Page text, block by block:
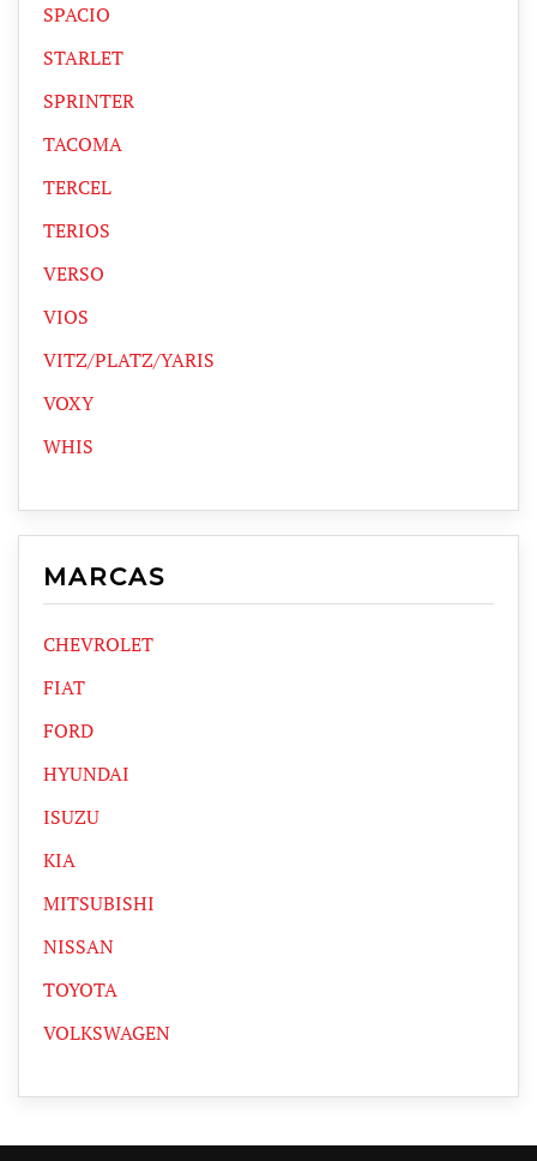
SPACIO
STARLET
SPRINTER
TACOMA
TERCEL
TERIOS
VERSO
VIOS
VITZ/PLATZ/YARIS
VOXY
WHIS
MARCAS
CHEVROLET
FIAT
FORD
HYUNDAI
ISUZU
KIA
MITSUBISHI
NISSAN
TOYOTA
VOLKSWAGEN